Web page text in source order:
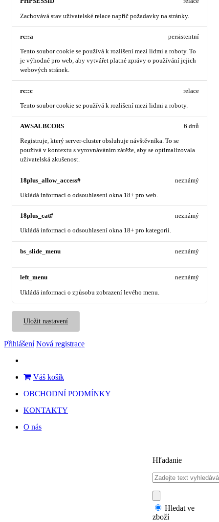
Zachovává stav uživatelské relace napříč požadavky na stránky.
rc::a
Tento soubor cookie se používá k rozlišení mezi lidmi a roboty. To
je výhodné pro web, aby vytvářet platné zprávy o používání jejich
webových stránek.
persistentní
rc::c
Tento soubor cookie se používá k rozlišení mezi lidmi a roboty.
relace
AWSALBCORS
Registruje, který server-cluster obsluhuje návštěvníka. To se
používá v kontextu s vyrovnáváním zátěže, aby se optimalizovala
uživatelská zkušenost.
6 dnů
18plus_allow_access#
Ukládá informaci o odsouhlasení okna 18+ pro web.
neznámý
18plus_cat#
Ukládá informaci o odsouhlasení okna 18+ pro kategorii.
neznámý
bs_slide_menu neznámý
left_menu
Ukládá informaci o způsobu zobrazení levého menu.
neznámý
Uložit nastavení
Přihlášení Nová registrace
Váš košík
OBCHODNÍ PODMÍNKY
KONTAKTY
O nás
Hľadanie
Hledat ve
zboží